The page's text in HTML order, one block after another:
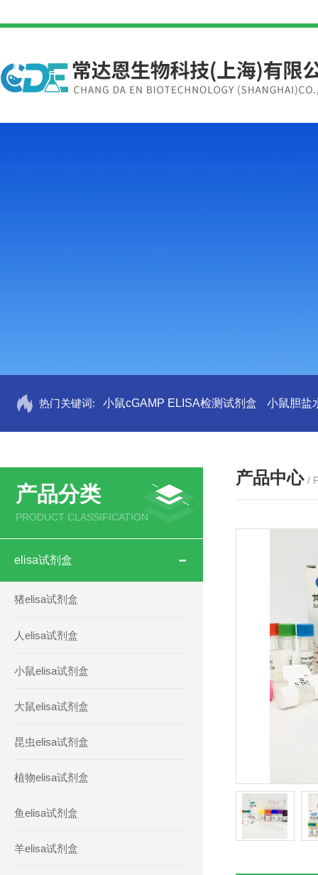
热门关键词: 小鼠cGAMP ELISA检测试剂盒 小鼠胆盐
产品分类
PRODUCT CLASSIFICATION
elisa试剂盒
猪elisa试剂盒
人elisa试剂盒
小鼠elisa试剂盒
大鼠elisa试剂盒
昆虫elisa试剂盒
植物elisa试剂盒
鱼elisa试剂盒
羊elisa试剂盒
产品中心 /